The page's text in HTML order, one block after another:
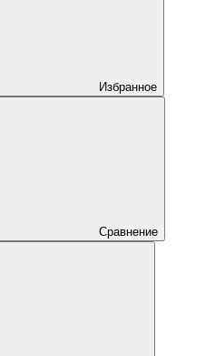
Избранное
Сравнение